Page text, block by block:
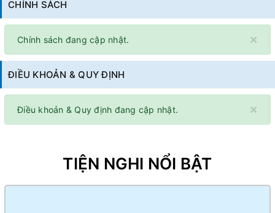
CHÍNH SÁCH
×
Chính sách đang cập nhật.
ĐIỀU KHOẢN & QUY ĐỊNH
×
Điều khoản & Quy định đang cập nhật.
TIỆN NGHI NỔI BẬT